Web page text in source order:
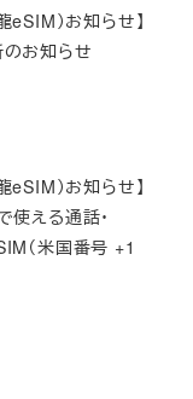
）お知らせ】
お知らせ
）お知らせ】
使える通話・
（米国番号 +1